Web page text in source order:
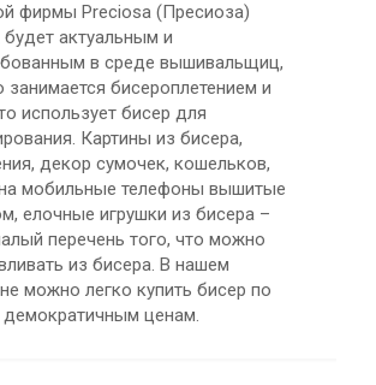
фирмы Preciosa (Пресиоза)
будет актуальным и
в среде вышивальщиц,
занимается бисероплетением и
использует бисер для
Картины из бисера,
декор сумочек, кошельков,
мобильные телефоны вышитые
елочные игрушки из бисера –
перечень того, что можно
из бисера. В нашем
можно легко купить бисер по
ценам.